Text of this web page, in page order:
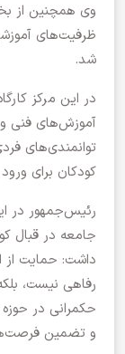
وی همچنین از
ظرفیت‌های
شد.
در این مرکز
آموزش‌های فنی
توانمندی‌های
کودکان برای
رئیس‌جمهور در
جامعه در قبال
داشت: حمایت از
رفاهی نیست،
حکمرانی در
و تضمین